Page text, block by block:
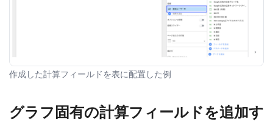
作成した計算フィールドを表に配置した例
グラフ固有の計算フィールドを追加す